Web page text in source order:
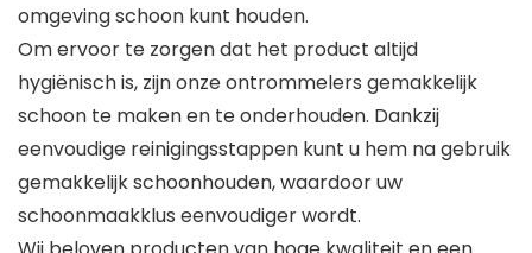
omgeving schoon kunt houden.
Om ervoor te zorgen dat het product altijd
hygiënisch is, zijn onze ontrommelers gemakkelijk
schoon te maken en te onderhouden. Dankzij
eenvoudige reinigingsstappen kunt u hem na gebruik
gemakkelijk schoonhouden, waardoor uw
schoonmaakklus eenvoudiger wordt.